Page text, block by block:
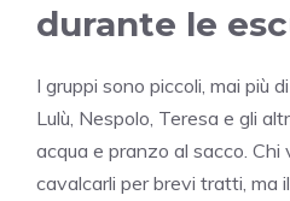
durante le
I gruppi sono piccoli, mai più
Lulù, Nespolo, Teresa e gli
acqua e pranzo al sacco. Chi
cavalcarli per brevi tratti, ma